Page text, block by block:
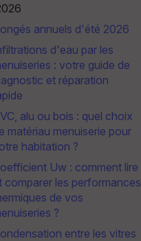
annuels d'été 2026
d'eau par les
: votre guide de
et réparation
alu ou bois : quel choix
matériau menuiserie pour
habitation ?
Uw : comment lire
comparer les performances
de vos
?
entre les vitres